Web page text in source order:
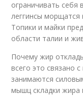
ограничивать
леггинсы морщатся
Топики и майки
области талии и
Почему жир
всего это связано
занимаются
мышц складки жира